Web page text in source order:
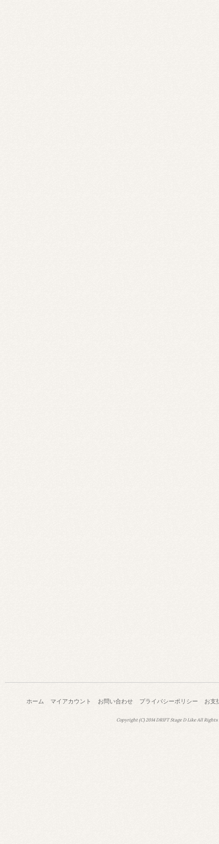
ホーム マイアカウント お問い合わせ プライバシーポリシー お支
Copyright (C) 2014 DRIFT Stage D Like All